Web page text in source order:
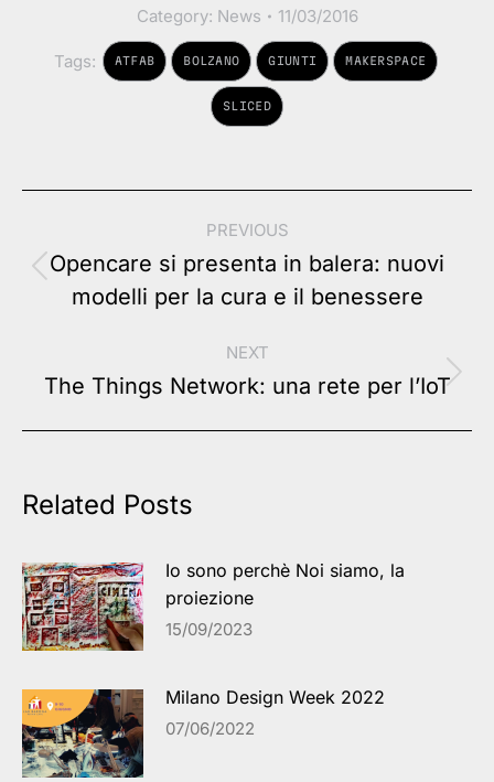
Category: News 11/03/2016
Tags: ATFAB BOLZANO GIUNTI MAKERSPACE
SLICED
navigation
PREVIOUS
Previous
post:
Opencare si presenta in balera: nuovi
modelli per la cura e il benessere
NEXT
Next
The Things Network: una rete per l’IoT
Related Posts
Io sono perchè Noi siamo, la
proiezione
15/09/2023
Milano Design Week 2022
07/06/2022